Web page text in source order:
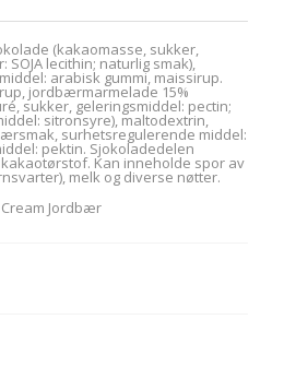
(kakaomasse, sukker,
lecithin; naturlig smak),
arabisk gummi, maissirup.
jordbærmarmelade 15%
sukker, geleringsmiddel: pectin;
sitronsyre), maltodextrin,
surhetsregulerende middel:
pektin. Sjokoladedelen
Kan inneholde spor av
melk og diverse nøtter.
Jordbær